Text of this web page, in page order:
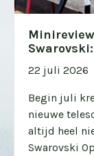
22 juli 2026
Begin juli
nieuwe
altijd heel
Swarovski